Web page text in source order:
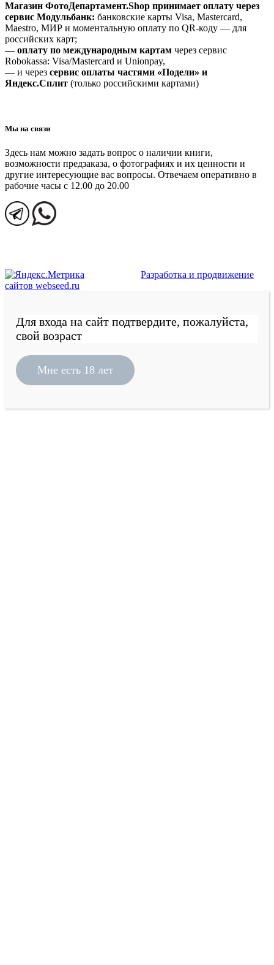
Магазин ФотоДепартамент.Shop принимает оплату через
сервис Модульбанк: банковские карты Visa, Mastercard,
Maestro, МИР и моментальную оплату по QR-коду — для
российских карт;
— оплату по международным картам через сервис
Robokassa: Visa/Mastercard и Unionpay,
— и через сервис оплаты частями «Подели» и
Яндекс.Сплит (только российскими картами)
Мы на связи
Здесь нам можно задать вопрос о наличии книги,
возможности предзаказа, о фотографиях и их ценности и
другие интересующие вас вопросы. Отвечаем оперативно в
рабочие часы с 12.00 до 20.00
Разработка и продвижение
сайтов webseed.ru
Для входа на сайт подтвердите, пожалуйста,
свой возраст
Мне есть 18 лет